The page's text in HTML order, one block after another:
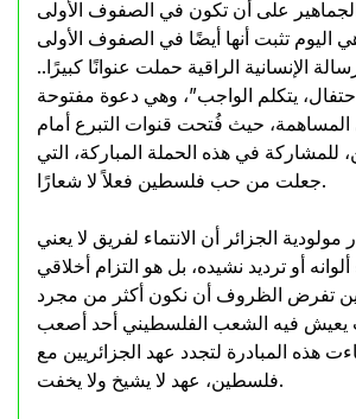
الجماهير على أن تكون في الصفوف الأولى
اليوم تثبت أنها أيضًا في الصفوف الأولى
الإنسانية الراقية حملت عنوانًا كبيرًا..
يتكلم الواجب”، وهي دعوة مفتوحة
حيث فُتحت قنوات التبرع أمام
للمشاركة في هذه الحملة المباركة، التي
جعلت من حب فلسطين فعلاً لا شعارًا.
مولودية الجزائر أن الانتماء لفريق لا يعني
أو ترديد نشيده، بل هو التزام أخلاقي
تفرض الظروف أن نكون أكثر من مجرد
يعيش فيه الشعب الفلسطيني أحد أصعب
هذه المبادرة لتجدد عهد الجزائريين مع
فلسطين، عهد لا يشيخ ولا يخفت.